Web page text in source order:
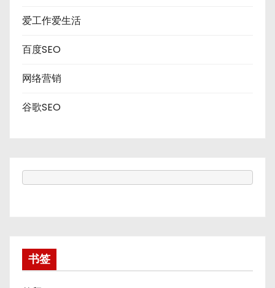
爱工作爱生活
百度SEO
网络营销
谷歌SEO
书签